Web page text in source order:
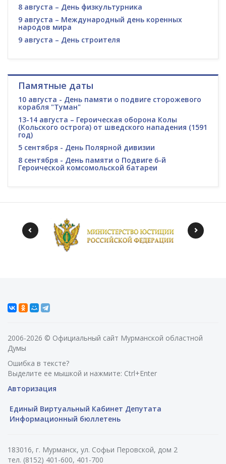
8 августа – День физкультурника
9 августа – Международный день коренных
народов мира
9 августа – День строителя
Памятные даты
10 августа - День памяти о подвиге сторожевого
корабля "Туман"
13-14 августа – Героическая оборона Колы
(Кольского острога) от шведского нападения (1591
год)
5 сентября - День Полярной дивизии
8 сентября - День памяти о Подвиге 6-й
Героической комсомольской батареи
2006-2026 © Официальный сайт Мурманской областной
Думы
Ошибка в тексте?
Выделите ее мышкой и нажмите: Ctrl+Enter
Авторизация
Единый Виртуальный Кабинет Депутата
Информационный бюллетень
183016, г. Мурманск, ул. Софьи Перовской, дом 2
тел. (8152) 401-600, 401-700